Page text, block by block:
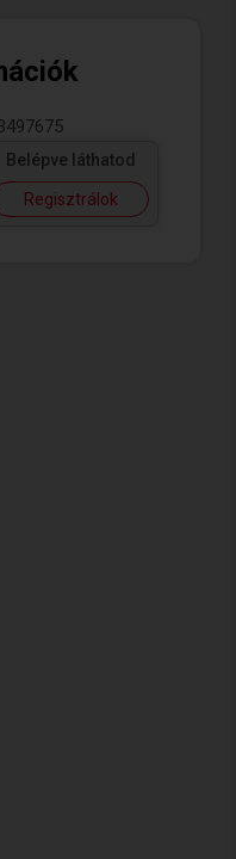
Belépve láthatod
Regisztrálok